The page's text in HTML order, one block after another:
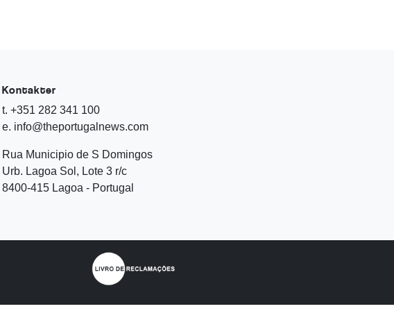
Kontakter
t. +351 282 341 100
e. info@theportugalnews.com
Rua Municipio de S Domingos
Urb. Lagoa Sol, Lote 3 r/c
8400-415 Lagoa - Portugal